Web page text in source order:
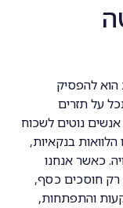
להפסיק
על תזרים
אנשים נוטים לשכוח
בנקאיות,
כאשר אנחנו
רק חוסכים כסף,
והתפתחות,